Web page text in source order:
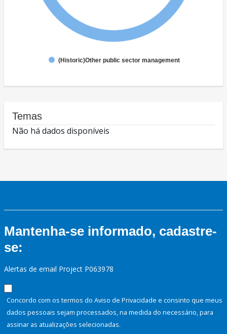
(Historic)Other public sector management
Temas
Não há dados disponíveis
Mantenha-se informado, cadastre-
se:
Alertas de email Project P063978
Concordo com os termos do Aviso de Privacidade e consinto que meus
dados pessoais sejam processados, na medida do necessário, para
assinar as atualizações selecionadas.